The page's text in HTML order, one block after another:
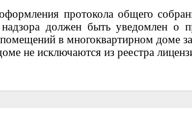
протокола общего
должен быть уведомлен о
в многоквартирном доме
не исключаются из реестра